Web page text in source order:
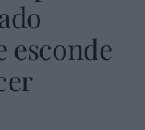
esconde